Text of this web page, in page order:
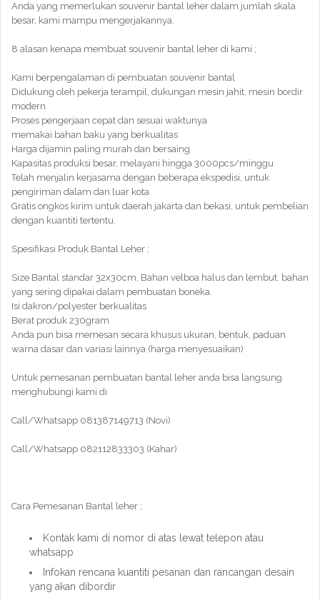
Anda yang memerlukan souvenir bantal leher dalam jumlah skala
besar, kami mampu mengerjakannya.
8 alasan kenapa membuat souvenir bantal leher di kami ;
Kami berpengalaman di pembuatan souvenir bantal
Didukung oleh pekerja terampil, dukungan mesin jahit, mesin bordir
modern
Proses pengerjaan cepat dan sesuai waktunya
memakai bahan baku yang berkualitas
Harga dijamin paling murah dan bersaing
Kapasitas produksi besar, melayani hingga 3000pcs/minggu
Telah menjalin kerjasama dengan beberapa ekspedisi, untuk
pengiriman dalam dan luar kota
Gratis ongkos kirim untuk daerah jakarta dan bekasi, untuk pembelian
dengan kuantiti tertentu.
Spesifikasi Produk Bantal Leher ;
Size Bantal standar 32x30cm, Bahan velboa halus dan lembut. bahan
yang sering dipakai dalam pembuatan boneka.
Isi dakron/polyester berkualitas
Berat produk 230gram
Anda pun bisa memesan secara khusus ukuran, bentuk, paduan
warna dasar dan variasi lainnya (harga menyesuaikan)
Untuk pemesanan pembuatan bantal leher anda bisa langsung
menghubungi kami di
Call/Whatsapp 081387149713 (Novi)
Call/Whatsapp 082112833303 (Kahar)
Cara Pemesanan Bantal leher ;
Kontak kami di nomor di atas lewat telepon atau
whatsapp
Infokan rencana kuantiti pesanan dan rancangan desain
yang akan dibordir